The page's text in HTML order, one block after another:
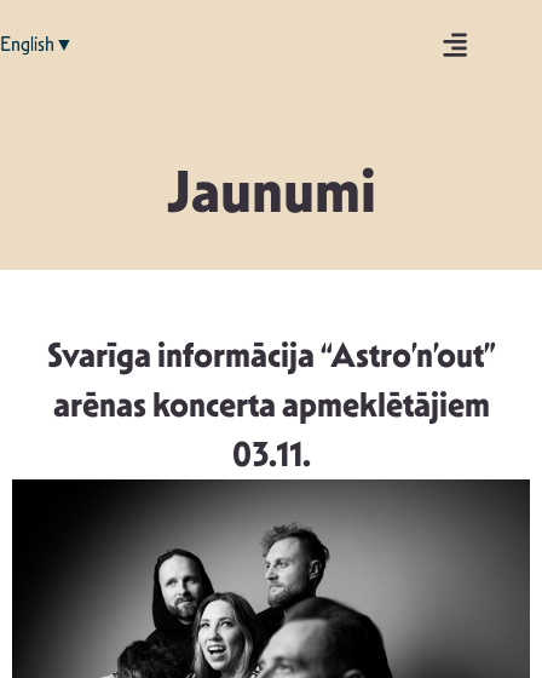
English▼
Jaunumi
Svarīga informācija “Astro’n’out”
arēnas koncerta apmeklētājiem
03.11.